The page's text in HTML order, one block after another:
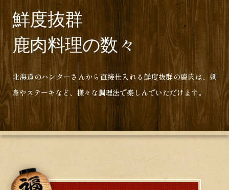
鮮度抜群
鹿肉料理の数々
北海道のハンターさんから直接仕入れる鮮度抜群の鹿肉は、 刺
身やステーキなど、様々な調理法で楽しんでいただけます。